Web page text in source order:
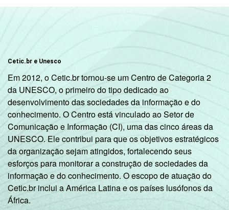
Cetic.br e Unesco
Em 2012, o Cetic.br tornou-se um Centro de Categoria 2
da UNESCO, o primeiro do tipo dedicado ao
desenvolvimento das sociedades da informação e do
conhecimento. O Centro está vinculado ao Setor de
Comunicação e Informação (CI), uma das cinco áreas da
UNESCO. Ele contribui para que os objetivos estratégicos
da organização sejam atingidos, fortalecendo seus
esforços para monitorar a construção de sociedades da
informação e do conhecimento. O escopo de atuação do
Cetic.br inclui a América Latina e os países lusófonos da
África.